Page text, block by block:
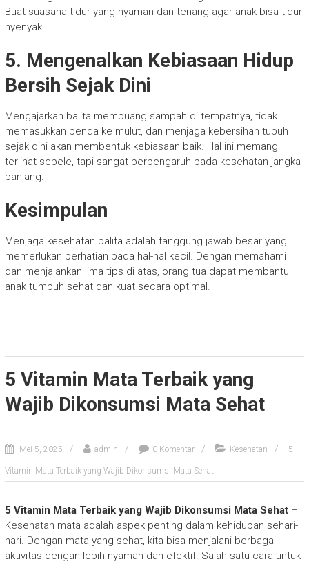
Buat suasana tidur yang nyaman dan tenang agar anak bisa tidur
nyenyak.
5. Mengenalkan Kebiasaan Hidup
Bersih Sejak Dini
Mengajarkan balita membuang sampah di tempatnya, tidak
memasukkan benda ke mulut, dan menjaga kebersihan tubuh
sejak dini akan membentuk kebiasaan baik. Hal ini memang
terlihat sepele, tapi sangat berpengaruh pada kesehatan jangka
panjang.
Kesimpulan
Menjaga kesehatan balita adalah tanggung jawab besar yang
memerlukan perhatian pada hal-hal kecil. Dengan memahami
dan menjalankan lima tips di atas, orang tua dapat membantu
anak tumbuh sehat dan kuat secara optimal.
5 Vitamin Mata Terbaik yang
Wajib Dikonsumsi Mata Sehat
Mei 5, 2025 admin 0 Komentar Kesehatan 5
Vitamin Mata Terbaik yang Wajib Dikonsumsi Mata Sehat
5 Vitamin Mata Terbaik yang Wajib Dikonsumsi Mata Sehat–
Kesehatan mata adalah aspek penting dalam kehidupan sehari-
hari. Dengan mata yang sehat, kita bisa menjalani berbagai
aktivitas dengan lebih nyaman dan efektif. Salah satu cara untuk